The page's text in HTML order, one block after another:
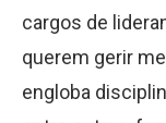
cargos de
querem gerir
engloba